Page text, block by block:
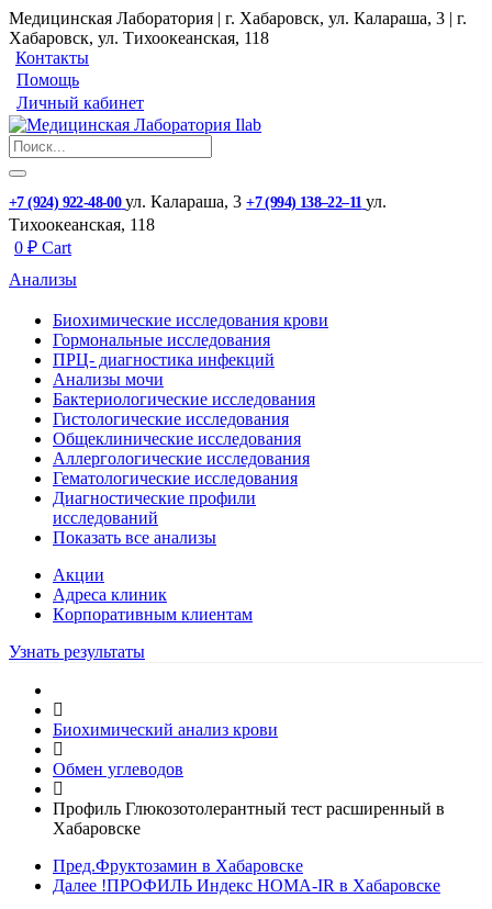
Медицинская Лаборатория | г. Хабаровск, ул. Калараша, 3 | г.
Хабаровск, ул. ​Тихоокеанская, 118
Контакты
Помощь
Личный кабинет
+7 (924) 922-48-00 ул. ​Калараша, 3 +7 (994) 138‒22‒11 ул. ​
Тихоокеанская, 118
0 ₽ Cart
Анализы
Биохимические исследования крови
Гормональные исследования
ПРЦ- диагностика инфекций
Анализы мочи
Бактериологические исследования
Гистологические исследования
Общеклинические исследования
Аллергологические исследования
Гематологические исследования
Диагностические профили
исследований
Показать все анализы
Акции
Адреса клиник
Кoрпоративным клиентам
Узнать результаты
Биохимический анализ крови
Обмен углеводов
Профиль Глюкозотолерантный тест расширенный в
Хабаровске
Пред.Фруктозамин в Хабаровске
Далее !ПРОФИЛЬ Индекс HOMA-IR в Хабаровске